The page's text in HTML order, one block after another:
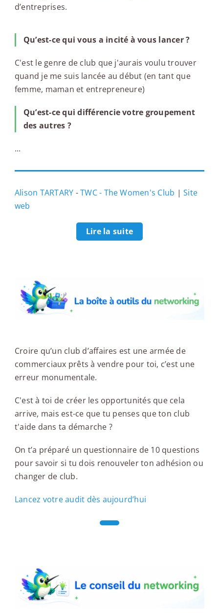
d’entreprises.
Qu’est-ce qui vous a incité à vous lancer ?
C'est le genre de club que j'aurais voulu trouver
quand je me suis lancée au début (en tant que
femme, maman et entrepreneure)
Qu’est-ce qui différencie votre groupement
des autres ?
...
Alison TARTARY -TWC - The Women's Club |Site
web
Lire la suite
Croire qu’un club d’affaires est une armée de
commerciaux prêts à vendre pour toi, c’est une
erreur monumentale.
C'est à toi de créer les opportunités que cela
arrive, mais est-ce que tu penses que ton club
t'aide dans ta démarche ?
On t’a préparé un questionnaire de 10 questions
pour savoir si tu dois renouveler ton adhésion ou
changer de club.
Lancez votre audit dès aujourd’hui